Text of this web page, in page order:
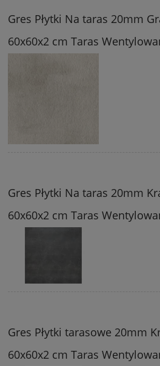
Gres Płytki Na taras 20mm
60x60x2 cm Taras
Gres Płytki Na taras 20mm
60x60x2 cm Taras
Gres Płytki tarasowe 20mm
60x60x2 cm Taras